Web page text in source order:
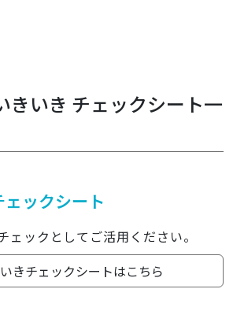
きいき チェックシート一
ックシート
ェックとしてご活用ください。
きチェックシートはこちら